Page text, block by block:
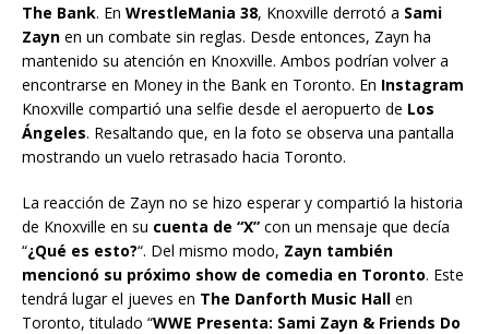
The Bank. En WrestleMania 38, Knoxville derrotó a Sami
Zayn en un combate sin reglas. Desde entonces, Zayn ha
mantenido su atención en Knoxville. Ambos podrían volver a
encontrarse en Money in the Bank en Toronto. En Instagram
Knoxville compartió una selfie desde el aeropuerto de Los
Ángeles. Resaltando que, en la foto se observa una pantalla
mostrando un vuelo retrasado hacia Toronto.
La reacción de Zayn no se hizo esperar y compartió la historia
de Knoxville en su cuenta de “X” con un mensaje que decía
“¿Qué es esto?“. Del mismo modo, Zayn también
mencionó su próximo show de comedia en Toronto. Este
tendrá lugar el jueves en The Danforth Music Hall en
Toronto, titulado “WWE Presenta: Sami Zayn & Friends Do